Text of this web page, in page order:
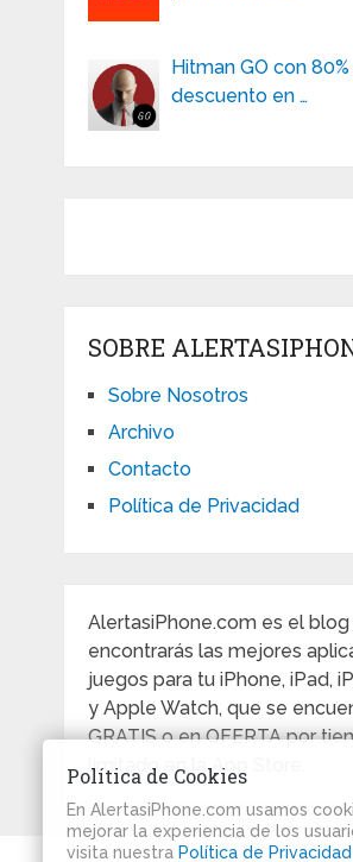
Hitman GO con
descuento en …
SOBRE
Sobre Nosotros
Archivo
Contacto
Política de Privacidad
AlertasiPhone.com es el
encontrarás las mejores
juegos para tu iPhone, iPad,
y Apple Watch, que se
GRATIS o en OFERTA por
limitado en la App Store.
Política de Cookies
En AlertasiPhone.com usamos
mejorar la experiencia de los
visita nuestra Política de Privacidad